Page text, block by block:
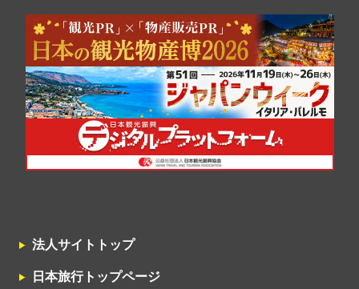
法人サイトトップ
日本旅行トップページ